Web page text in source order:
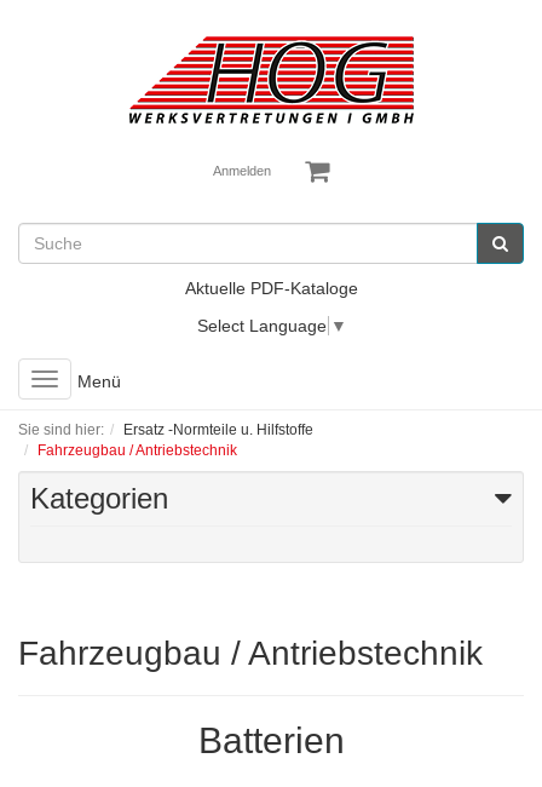
Anmelden
Aktuelle PDF-Kataloge
Select Language ▼
Toggle
navigation
Menü
Sie sind hier:
Ersatz -Normteile u. Hilfstoffe
Fahrzeugbau / Antriebstechnik
Kategorien
Fahrzeugbau / Antriebstechnik
Batterien